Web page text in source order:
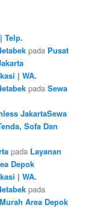
Telp.
pada Pusat
| WA.
padaSewa
JakartaSewa
Sofa Dan
pada Layanan
Depok
| WA.
pada
Area Depok